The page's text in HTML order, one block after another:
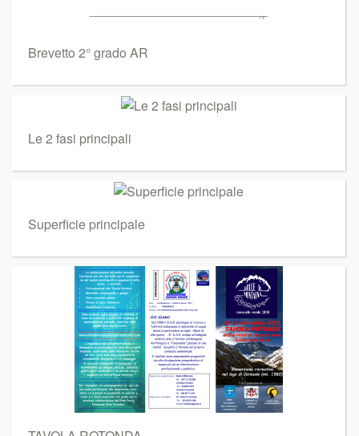
Brevetto 2° grado AR
Le 2 fasi principali
Superficie principale